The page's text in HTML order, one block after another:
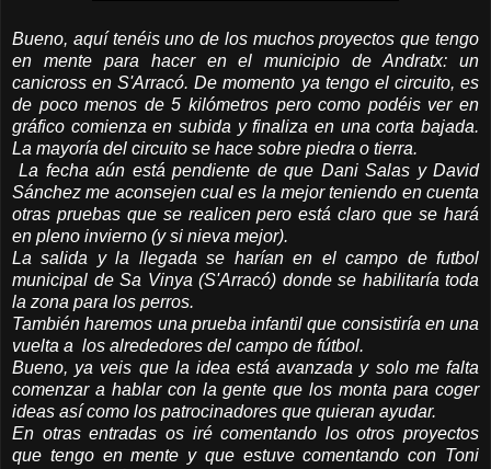
Bueno, aquí tenéis uno de los muchos proyectos que tengo
en mente para hacer en el municipio de Andratx: un
canicross en S'Arracó. De momento ya tengo el circuito, es
de poco menos de 5 kilómetros pero como podéis ver en
gráfico comienza en subida y finaliza en una corta bajada.
La mayoría del circuito se hace sobre piedra o tierra.
La fecha aún está pendiente de que Dani Salas y David
Sánchez me aconsejen cual es la mejor teniendo en cuenta
otras pruebas que se realicen pero está claro que se hará
en pleno invierno (y si nieva mejor).
La salida y la llegada se harían en el campo de futbol
municipal de Sa Vinya (S'Arracó) donde se habilitaría toda
la zona para los perros.
También haremos una prueba infantil que consistiría en una
vuelta a los alrededores del campo de fútbol.
Bueno, ya veis que la idea está avanzada y solo me falta
comenzar a hablar con la gente que los monta para coger
ideas así como los patrocinadores que quieran ayudar.
En otras entradas os iré comentando los otros proyectos
que tengo en mente y que estuve comentando con Toni